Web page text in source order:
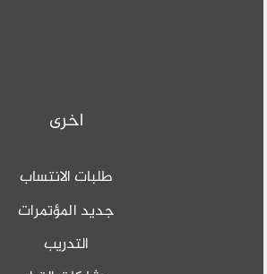
اخرى
طلبات الانتساب
جديد المؤتمرات
التدريب